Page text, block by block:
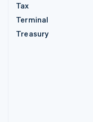
Tax
Terminal
Treasury